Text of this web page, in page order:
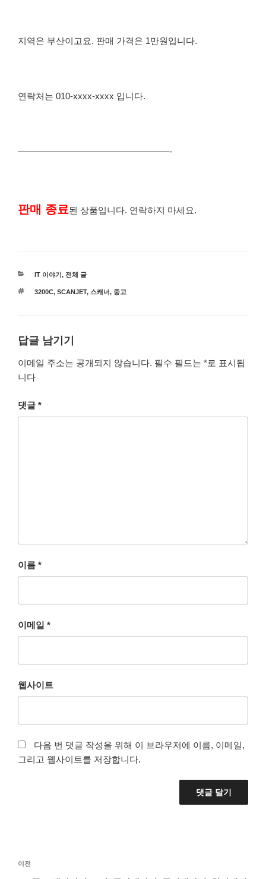
지역은 부산이고요. 판매 가격은 1만원입니다.
연락처는 010-xxxx-xxxx 입니다.
—————————————————-
판매 종료된 상품입니다. 연락하지 마세요.
카
고
IT 이야기, 전체 글
태
3200C, SCANJET, 스캐너, 중고
답글 남기기
이메일 주소는 공개되지 않습니다. 필수 필드는 *로 표시됩
니다
댓글 *
이름 *
이메일 *
웹사이트
다음 번 댓글 작성을 위해 이 브라우저에 이름, 이메일,
그리고 웹사이트를 저장합니다.
이
이전